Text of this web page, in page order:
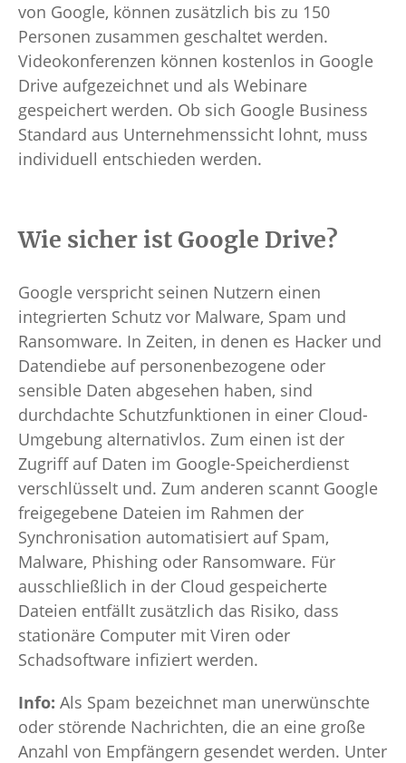
von Google, können zusätzlich bis zu 150
Personen zusammen geschaltet werden.
Videokonferenzen können kostenlos in Google
Drive aufgezeichnet und als Webinare
gespeichert werden. Ob sich Google Business
Standard aus Unternehmenssicht lohnt, muss
individuell entschieden werden.
Wie sicher ist Google Drive?
Google verspricht seinen Nutzern einen
integrierten Schutz vor Malware, Spam und
Ransomware. In Zeiten, in denen es Hacker und
Datendiebe auf personenbezogene oder
sensible Daten abgesehen haben, sind
durchdachte Schutzfunktionen in einer Cloud-
Umgebung alternativlos. Zum einen ist der
Zugriff auf Daten im Google-Speicherdienst
verschlüsselt und. Zum anderen scannt Google
freigegebene Dateien im Rahmen der
Synchronisation automatisiert auf Spam,
Malware, Phishing oder Ransomware. Für
ausschließlich in der Cloud gespeicherte
Dateien entfällt zusätzlich das Risiko, dass
stationäre Computer mit Viren oder
Schadsoftware infiziert werden.
Info: Als Spam bezeichnet man unerwünschte
oder störende Nachrichten, die an eine große
Anzahl von Empfängern gesendet werden. Unter